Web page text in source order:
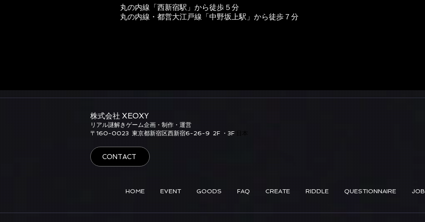
丸の内線「西新宿駅」から徒歩５分
丸の内線・都営大江戸線「中野坂上駅」から徒歩７分
株式会社 XEOXY​
リアル謎解きゲーム企画・制作・運営
​〒160-0023 東京都新宿区西新宿6-26-9 2F ・3F 日本
CONTACT
HOME EVENT GOODS FAQ CREATE RIDDLE QUESTIONNAIRE JOB